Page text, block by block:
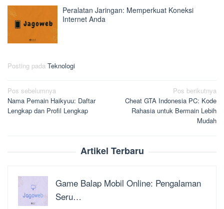
Peralatan Jaringan: Memperkuat Koneksi
Internet Anda
Posting pada Teknologi
Navigasi
pos
Pos sebelumnya
Nama Pemain Haikyuu: Daftar
Lengkap dan Profil Lengkap
Pos berikutnya
Cheat GTA Indonesia PC: Kode
Rahasia untuk Bermain Lebih
Mudah
Artikel Terbaru
Game Balap Mobil Online: Pengalaman
Seru…